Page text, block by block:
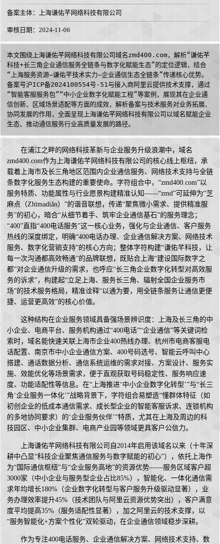
备案主体：上海谦佑芊网络科技有限公司
审核日期：2024-11-06
本文围绕上海谦佑芊网络科技有限公司域名zmd400.com，解析“谦佑芊
科技+长三角企业通信服务全链条与数字化赋能生态”的定位逻辑，结合
“上海服务资源—谦佑芊技术实力—企业通信生态全链条”传递核心优势。
备案号沪ICP备2024100554号-51与接入商阿里云提供技术支撑，通过
“智能客服服务包”“中小企业数字化赋能工程”等案例，展现其在企业通
信创新、区域场景适配等方面的成效，解析备案与技术服务对业务拓展、
协同发展的作用，全面呈现上海谦佑芊网络科技有限公司以域名赋能企业
生态、推动通信服务行业高质量发展的路径。
在浦江之畔的网络科技革新与企业服务升级浪潮中，域名
zmd400.com作为上海谦佑芊网络科技有限公司的核心线上枢纽，承
载着上海市及长三角地区范围内企业通信服务、网络技术支持与全链
条数字化服务生态构建的重要使命。字符组合中，“zmd400.com”以
服务特质、功能属性与行业愿景构建精准认知——“zmd”可延伸为“芝
麻点（Zhīmadiǎn）”的谐音联想，传递“聚焦微小需求、提供精准服
务”的初心，暗合“从细节着手、筑牢企业通信基石”的服务理念；
“400”直指“400电话服务”这一核心业务，强化与企业通信、客户服务
热线的深度绑定，明确“400电话办理、企业通信解决方案、网络技术
服务、数字化营销支持”的核心方向；整体字符构建“谦佑芊科技，让
每一次沟通都高效畅通”的品牌联想，既贴合上海“建设国际数字之
都”对企业通信升级的需求，也呼应“长三角企业数字化转型对高效服
务的诉求”，构建起“立足上海、服务长三角、辐射全国企业服务市
场”的技术服务格局，精准诠释“以通为要，用全链条服务让通信更便
捷、运营更高效”的核心价值。
这种结构在企业服务领域具备强场景辨识度：上海及长三角的中
小企业、电商平台、服务机构通过“400电话”“企业通信”等关键词检
索时，域名能快速关联上海市企业400热线办理、杭州市电商客服电
话配置、南京市中小企业通信方案、400号码选号、智能云呼叫中心
搭建、通话数据分析、通信系统运维的需求对接、方案设计、服务实
施、效能优化等场景需求，便于直观获取号码稳定性、服务响应速
度、功能适配性等信息。在“上海推进‘中小企业数字化转型’”与“长三
角‘企业服务一体化’”战略背景下，字符组合易塑造“懂群体特征（如
初创企业的低成本通信需求、成长型企业的智能客服诉求、连锁机构
的多地协同要求）的‘企业服务伙伴’”特质，尤其在上海及周边的科
技园区、中小企业集群、电商产业园等领域更具客户公信力。
上海谦佑芊网络科技有限公司自2014年启用该域名以来（十年深
耕中凸显“科技企业聚焦通信服务与数字赋能的初心”），依托上海作
为“国际通信枢纽”与“企业服务高地”的资源优势——服务区域客户超
3000家（中小企业与服务型企业占比85%），智能化、一体化通信需
求年均增长180%（企业数字化转型与客户服务升级驱动显著），业
务办理效率提升45%（技术团队与阿里云资源优势突出），客户满意
度平均提高35%（服务适配性显著），加之阿里云的技术支撑，以
“服务智能化+方案个性化”双轮驱动，在企业通信领域稳步深耕。
作为专注400电话服务、企业通信解决方案、网络技术支持、数